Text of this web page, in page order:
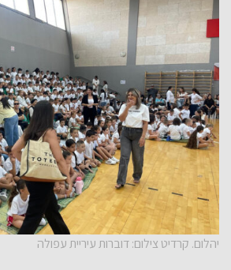
יהלום. קרדיט צילום: דוברות עיריית עפולה